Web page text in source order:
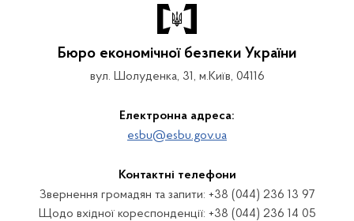
Бюро економічної безпеки України
вул. Шолуденка, 31, м.Київ, 04116
Електронна адреса:
esbu@esbu.gov.ua
Контактні телефони
Звернення громадян та запити: +38 (044) 236 13 97
Щодо вхідної кореспонденції: +38 (044) 236 14 05